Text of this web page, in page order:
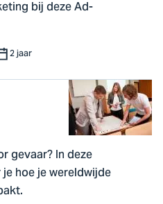
bij deze Ad-
2 jaar
gevaar? In deze
hoe je wereldwijde